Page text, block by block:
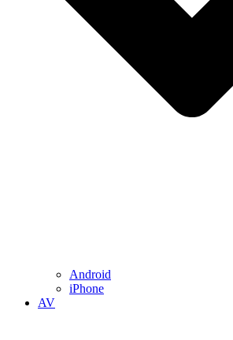
Android
iPhone
AV